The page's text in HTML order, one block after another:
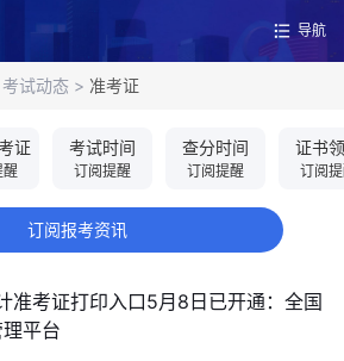
导航
考试动态 > 准考证
证
醒
考试时间
订阅提醒
查分时间
订阅提醒
证书
订阅
订阅报考资讯
准考证打印入口5月8日已开通：全国
平台